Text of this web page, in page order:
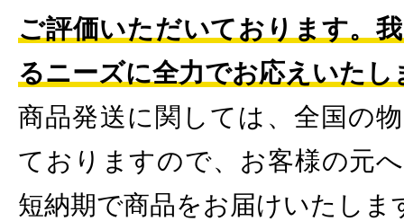
ご評価いただいております。
るニーズに全力でお応えいたし
商品発送に関しては、全国の
ておりますので、お客様の元
短納期で商品をお届けいたしま